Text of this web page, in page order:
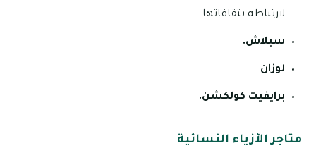
لارتباطه بثقافاتها.
سبلاش.
لوزان.
برايفيت كولكشن.
متاجر الأزياء النسائية